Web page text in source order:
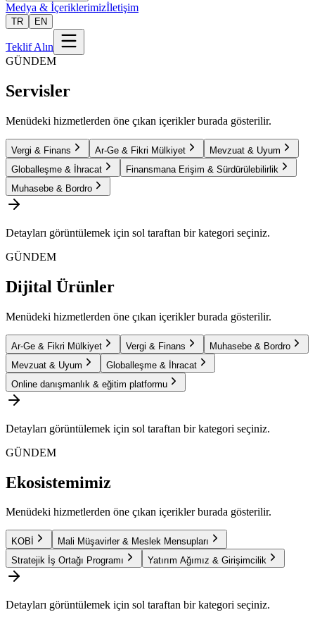
Medya & İçeriklerimizİletişim
TR EN
Teklif Alın
GÜNDEM
Servisler
Menüdeki hizmetlerden öne çıkan içerikler burada gösterilir.
Vergi & Finans Ar-Ge & Fikri Mülkiyet
Mevzuat & Uyum
Globalleşme & İhracat
Finansmana Erişim & Sürdürülebilirlik
Muhasebe & Bordro
Detayları görüntülemek için sol taraftan bir kategori seçiniz.
GÜNDEM
Dijital Ürünler
Menüdeki hizmetlerden öne çıkan içerikler burada gösterilir.
Ar-Ge & Fikri Mülkiyet Vergi & Finans
Muhasebe & Bordro
Mevzuat & Uyum
Globalleşme & İhracat
Online danışmanlık & eğitim platformu
Detayları görüntülemek için sol taraftan bir kategori seçiniz.
GÜNDEM
Ekosistemimiz
Menüdeki hizmetlerden öne çıkan içerikler burada gösterilir.
KOBİ
Mali Müşavirler & Meslek Mensupları
Stratejik İş Ortağı Programı
Yatırım Ağımız & Girişimcilik
Detayları görüntülemek için sol taraftan bir kategori seçiniz.